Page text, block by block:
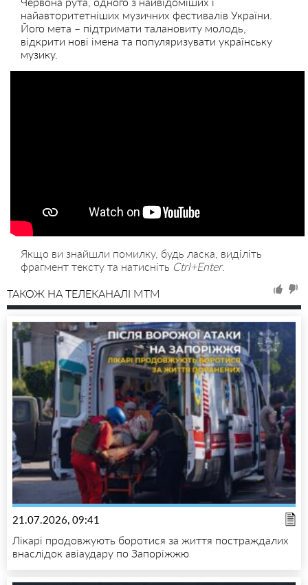
найавторитетніших музичних фестивалів України.
Його мета – підтримати талановиту молодь,
відкрити нові імена та популяризувати українську
музику.
Якщо ви знайшли помилку, будь ласка, виділіть
фрагмент тексту та натисніть Ctrl+Enter.
ТАКОЖ НА ТЕЛЕКАНАЛІ MTM
21.07.2026, 09:41
Лікарі продовжують боротися за життя постраждалих
внаслідок авіаудару по Запоріжжю